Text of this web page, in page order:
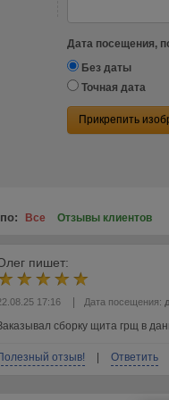
Дата посещения,
Без даты
Точная дата
Прикрепить
Все Отзывы клиентов
пишет:
17:16 Дата посещения:
сборку щита грщ в
отзыв! Ответить